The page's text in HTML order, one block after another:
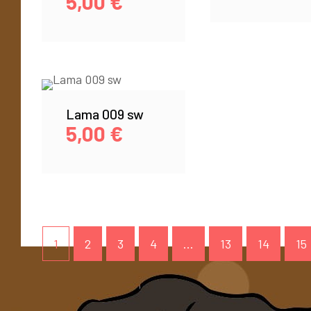
Lama 009 sw
5,00 €
1 2 3 4 … 13 14 15